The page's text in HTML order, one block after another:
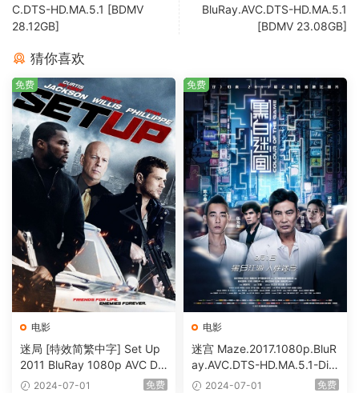
C.DTS-HD.MA.5.1 [BDMV
28.12GB]
BluRay.AVC.DTS-HD.MA.5.1
[BDMV 23.08GB]
猜你喜欢
电影
迷局 [特效简繁中字] Set Up
2011 BluRay 1080p AVC DT
S-HD MA5.1-shhaclm@CHD
2024-07-01 免费
免费
电影
迷宫 Maze.2017.1080p.BluR
ay.AVC.DTS-HD.MA.5.1-DiY
@HDHome [BDISO 19.7GB]
2024-07-01 免费
免费